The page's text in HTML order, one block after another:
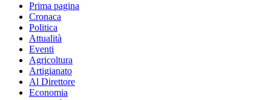
Prima pagina
Cronaca
Politica
Attualità
Eventi
Agricoltura
Artigianato
Al Direttore
Economia